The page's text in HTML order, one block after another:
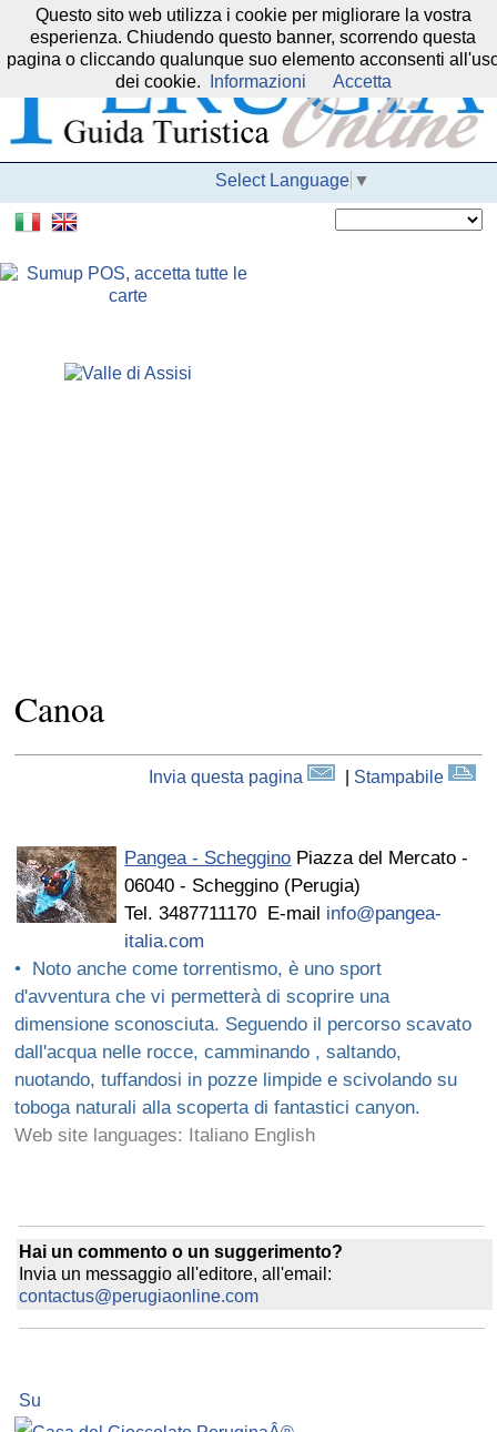
Il nostro network:
Select Language ▼
Canoa
Invia questa pagina Stampabile
Pangea - Scheggino Piazza del Mercato -
06040 - Scheggino (Perugia)
Tel. 3487711170 E-mail info@pangea-
italia.com
• Noto anche come torrentismo, è uno sport
d'avventura che vi permetterà di scoprire una
dimensione sconosciuta. Seguendo il percorso scavato
dall'acqua nelle rocce, camminando , saltando,
nuotando, tuffandosi in pozze limpide e scivolando su
toboga naturali alla scoperta di fantastici canyon.
Web site languages: Italiano English
Hai un commento o un suggerimento?
Invia un messaggio all'editore, all'email:
contactus@perugiaonline.com
Su
Questo sito web utilizza i cookie per migliorare la vostra
esperienza. Chiudendo questo banner, scorrendo questa
pagina o cliccando qualunque suo elemento acconsenti
dei cookie.
Informazioni Accetta